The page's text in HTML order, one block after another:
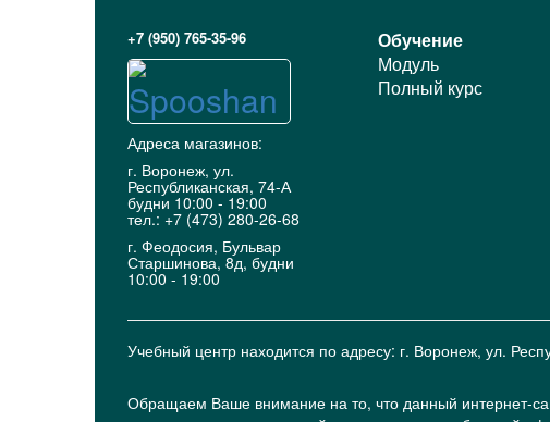
+7 (950) 765-35-96
Адреса магазинов:
г. Воронеж, ул.
Республиканская, 74-А
будни 10:00 - 19:00
тел.: +7 (473) 280-26-68
г. Феодосия, Бульвар
Старшинова, 8д, будни
10:00 - 19:00
Обучение
Модуль
Полный курс
Учебный центр находится по адресу: г. Воронеж, ул.
Обращаем Ваше внимание на то, что данный интернет-